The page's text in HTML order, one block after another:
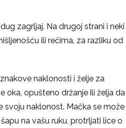
zagrljaj. Na drugoj strani i neki
ili rečima, za razliku od
naklonosti i želje za
oka, opušteno držanje ili želja da
svoju naklonost. Mačka se može
na vašu ruku, protrljati lice o